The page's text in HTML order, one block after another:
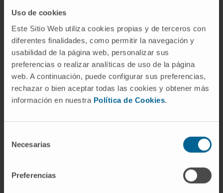
Uso de cookies
Este Sitio Web utiliza cookies propias y de terceros con
diferentes finalidades, como permitir la navegación y
usabilidad de la página web, personalizar sus
preferencias o realizar analíticas de uso de la página
web. A continuación, puede configurar sus preferencias,
rechazar o bien aceptar todas las cookies y obtener más
información en nuestra Política de Cookies.
Necesarias
Preferencias
Por lo que la genética de poblaciones
denomina efecto fundador. Un ancestro
portador de la mutación R257X la transmitió a
una comunidad que permaneció relativamente
aislada durante siglos, de modo que la
variante se acumuló en la población sin
diluirse por mezcla con otros grupos. Un
concentraciones elevadas en Cerdeña y en